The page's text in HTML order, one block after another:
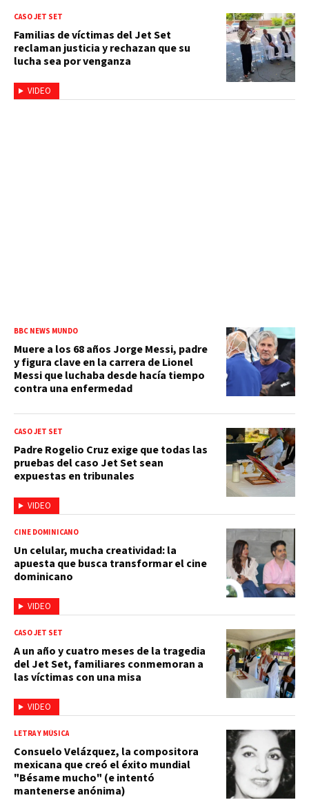
VIDEO
CASO JET SET
Familias de víctimas del Jet Set
reclaman justicia y rechazan que su
lucha sea por venganza
BBC NEWS MUNDO
Muere a los 68 años Jorge Messi, padre
y figura clave en la carrera de Lionel
Messi que luchaba desde hacía tiempo
contra una enfermedad
VIDEO
CASO JET SET
Padre Rogelio Cruz exige que todas las
pruebas del caso Jet Set sean
expuestas en tribunales
VIDEO
CINE DOMINICANO
Un celular, mucha creatividad: la
apuesta que busca transformar el cine
dominicano
VIDEO
CASO JET SET
A un año y cuatro meses de la tragedia
del Jet Set, familiares conmemoran a
las víctimas con una misa
LETRA Y MÚSICA
Consuelo Velázquez, la compositora
mexicana que creó el éxito mundial
"Bésame mucho" (e intentó
mantenerse anónima)